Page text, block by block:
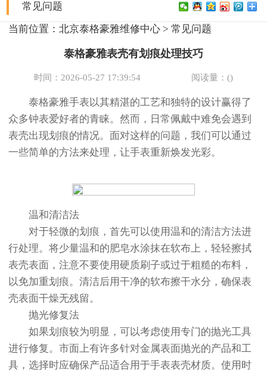
北京市朝阳区建国门外大街甲6号华熙国际中心写字楼D座11层1102室（需提前预约）
节假日正常营业！
常见问题
当前位置： 北京泰格豪雅维修中心 > 常见问题
泰格豪雅表壳有划痕处理技巧
时间：2026-05-27 17:39:54 阅读量：()
泰格豪雅手表以其精湛的工艺和独特的设计赢得了
众多钟表爱好者的青睐。然而，日常佩戴中难免会遇到
表壳出现划痕的情况。面对这样的问题，我们可以通过
一些简单的方法来处理，让手表重新焕发光彩。
温和清洁法
对于轻微的划痕，首先可以使用温和的清洁方法进
行处理。将少量温和的肥皂水涂抹在软布上，轻轻擦拭
表壳表面，注意不要使用硬质刷子或过于粗糙的布料，
以免加重划痕。清洁后用干净的软布擦干水分，确保表
壳表面干燥无残留。
抛光修复法
如果划痕较为明显，可以考虑使用专门的抛光工具
进行修复。市面上有许多针对金属表面抛光的产品和工
具，选择时应确保产品适合用于手表表壳材质。使用时